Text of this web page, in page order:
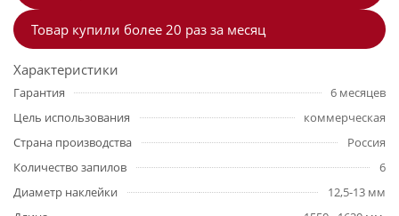
Товар купили более 20 раз за месяц
Характеристики
Гарантия
6 месяцев
Цель использования
коммерческая
Страна производства
Россия
Количество запилов
6
Диаметр наклейки
12,5-13 мм